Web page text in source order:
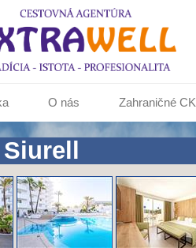
O nás Zahraničné CK